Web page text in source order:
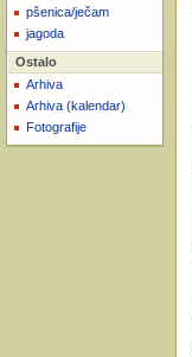
pšenica/ječam
jagoda
Ostalo
Arhiva
Arhiva (kalendar)
Fotografije